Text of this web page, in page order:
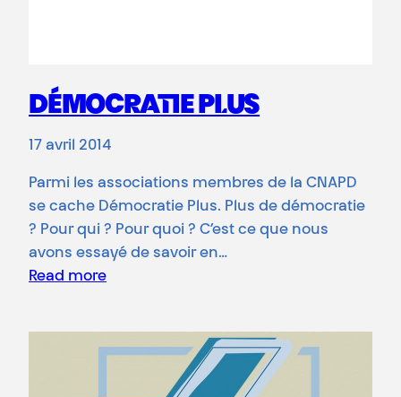
DÉMOCRATIE PLUS
17 avril 2014
Parmi les associations membres de la CNAPD
se cache Démocratie Plus. Plus de démocratie
? Pour qui ? Pour quoi ? C’est ce que nous
avons essayé de savoir en…
Read more